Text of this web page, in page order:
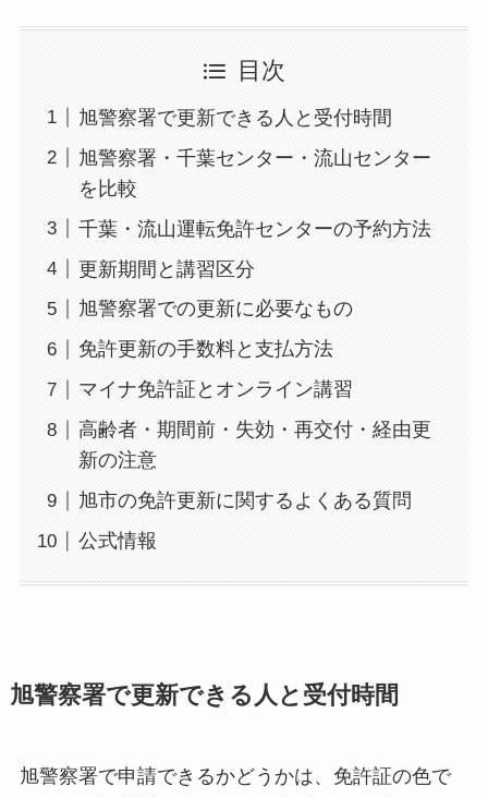
目次
旭警察署で更新できる人と受付時間
旭警察署・千葉センター・流山センター
を比較
千葉・流山運転免許センターの予約方法
更新期間と講習区分
旭警察署での更新に必要なもの
免許更新の手数料と支払方法
マイナ免許証とオンライン講習
高齢者・期間前・失効・再交付・経由更
新の注意
旭市の免許更新に関するよくある質問
公式情報
旭警察署で更新できる人と受付時間
旭警察署で申請できるかどうかは、免許証の色で